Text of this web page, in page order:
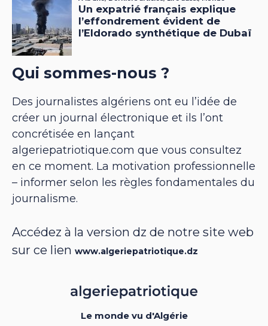
Qui sommes-nous ?
Des journalistes algériens ont eu l’idée de
créer un journal électronique et ils l’ont
concrétisée en lançant
algeriepatriotique.com que vous consultez
en ce moment. La motivation professionnelle
– informer selon les règles fondamentales du
journalisme.
Accédez à la version dz de notre site web
sur ce lien www.algeriepatriotique.dz
Le monde vu d'Algérie